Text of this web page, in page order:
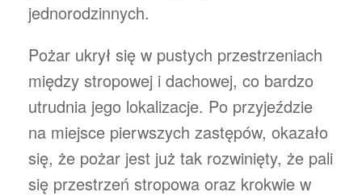
jednorodzinnych.
Pożar ukrył się w pustych przestrzeniach
między stropowej i dachowej, co bardzo
utrudnia jego lokalizacje. Po przyjeździe
na miejsce pierwszych zastępów, okazało
się, że pożar jest już tak rozwinięty, że pali
się przestrzeń stropowa oraz krokwie w